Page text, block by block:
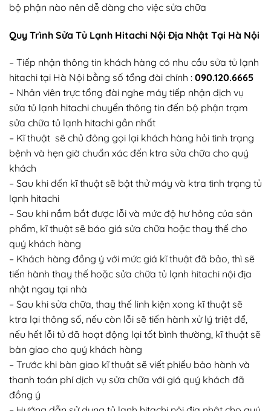
bộ phận nào nên dễ dàng cho việc sửa chữa
Quy Trình Sửa Tủ Lạnh Hitachi Nội Địa Nhật Tại Hà Nội
– Tiếp nhận thông tin khách hàng có nhu cầu sửa tủ lạnh
hitachi tại Hà Nội bằng số tổng đài chính : 090.120.6665
– Nhân viên trực tổng đài nghe máy tiếp nhận dịch vụ
sửa tủ lạnh hitachi chuyển thông tin đến bộ phận trạm
sửa chữa tủ lạnh hitachi gần nhất
– Kĩ thuật sẽ chủ đông gọi lại khách hàng hỏi tình trạng
bệnh và hẹn giờ chuẩn xác đến ktra sửa chữa cho quý
khách
– Sau khi đến kĩ thuật sẽ bật thử máy và ktra tình trạng tủ
lạnh hitachi
– Sau khi nắm bắt được lỗi và mức độ hư hỏng của sản
phẩm, kĩ thuật sẽ báo giá sửa chữa hoặc thay thế cho
quý khách hàng
– Khách hàng đồng ý với mức giá kĩ thuật đã bảo, thì sẽ
tiến hành thay thế hoặc sửa chữa tủ lạnh hitachi nội địa
nhật ngay tại nhà
– Sau khi sửa chữa, thay thế linh kiện xong kĩ thuật sẽ
ktra lại thông số, nếu còn lỗi sẽ tiến hành xử lý triệt để,
nếu hết lỗi tủ đã hoạt động lại tốt bình thường, kĩ thuật sẽ
bàn giao cho quý khách hàng
– Trước khi bàn giao kĩ thuật sẽ viết phiếu bảo hành và
thanh toán phí dịch vụ sửa chữa với giá quý khách đã
đồng ý